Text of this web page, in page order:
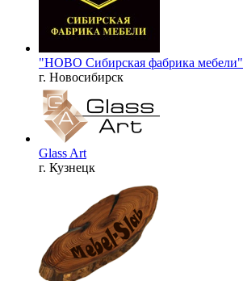
"НОВО Сибирская фабрика мебели"
г. Новосибирск
Glass Art
г. Кузнецк